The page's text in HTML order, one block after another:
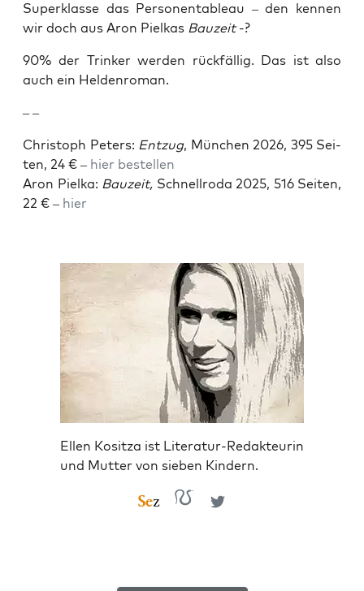
Super­klas­se das Per­so­nen­ta­bleau – den ken­nen
wir doch aus Aron Piel­kas Bau­zeit-?
90% der Trin­ker wer­den rück­fäl­lig. Das ist also
auch ein Heldenroman.
– –
Chris­toph Peters: Ent­zug, Mün­chen 2026, 395 Sei­
ten, 24 € – hier bestel­len
Aron Piel­ka: Bau­zeit, Schnell­ro­da 2025, 516 Sei­ten,
22 € – hier
Ellen Kositza ist Literatur-Redakteurin
und Mutter von sieben Kindern.